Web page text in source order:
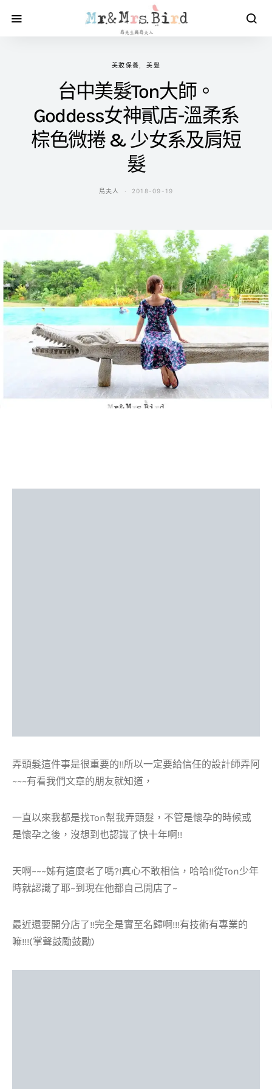
美妝保養 美髮
台中美髮Ton大師。
Goddess女神貳店-溫柔系
棕色微捲 & 少女系及肩短
髮
鳥夫人 2018-09-19
弄頭髮這件事是很重要的!!所以一定要給信任的設計師弄阿
~~~有看我們文章的朋友就知道，
一直以來我都是找Ton幫我弄頭髮，不管是懷孕的時候或
是懷孕之後，沒想到也認識了快十年啊!!
天啊~~~姊有這麼老了嗎?!真心不敢相信，哈哈!!從Ton少年
時就認識了耶~到現在他都自己開店了~
最近還要開分店了!!完全是實至名歸啊!!!有技術有專業的
嘛!!!(掌聲鼓勵鼓勵)